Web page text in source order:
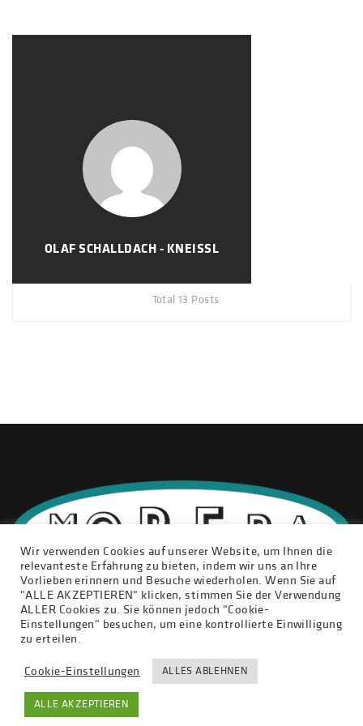
OLAF SCHALLDACH - KNEISSL
Total 13 Posts
DATENSCHUTZ KONTAKT IMPRESSUM
Copyright © Tischlerei Moreba 2016. All rights reserved.
Wir verwenden Cookies auf unserer Website, um Ihnen die
relevanteste Erfahrung zu bieten, indem wir uns an Ihre
Vorlieben erinnern und Besuche wiederholen. Wenn Sie auf
"ALLE AKZEPTIEREN" klicken, stimmen Sie der Verwendung
ALLER Cookies zu. Sie können jedoch "Cookie-
Einstellungen" besuchen, um eine kontrollierte Einwilligung
zu erteilen.
Cookie-Einstellungen ALLES ABLEHNEN
ALLE AKZEPTIEREN